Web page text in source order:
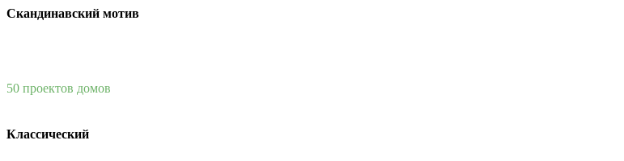
Скандинавский мотив
50 проектов домов
Классический